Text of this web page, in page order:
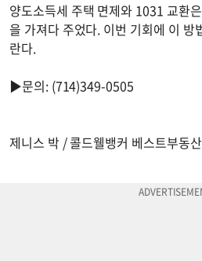
양도소득세 주택 면제와 1031 교환
을 가져다 주었다. 이번 기회에 이 방
란다.
▶문의: (714)349-0505
제니스 박 / 콜드웰뱅커 베스트부동산